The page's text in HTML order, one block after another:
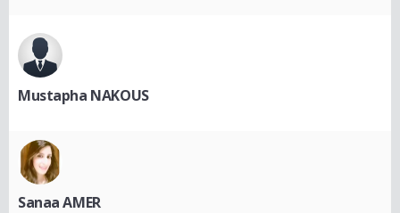
Mustapha NAKOUS
Sanaa AMER